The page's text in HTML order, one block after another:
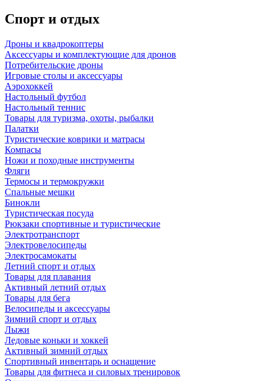
Спорт и отдых
Дроны и квадрокоптеры
Аксессуары и комплектующие для дронов
Потребительские дроны
Игровые столы и аксессуары
Аэрохоккей
Настольный футбол
Настольный теннис
Товары для туризма, охоты, рыбалки
Палатки
Туристические коврики и матрасы
Компасы
Ножи и походные инструменты
Фляги
Термосы и термокружки
Спальные мешки
Бинокли
Туристическая посуда
Рюкзаки спортивные и туристические
Электротранспорт
Электровелосипеды
Электросамокаты
Летний спорт и отдых
Товары для плавания
Активный летний отдых
Товары для бега
Велосипеды и аксессуары
Зимний спорт и отдых
Лыжи
Ледовые коньки и хоккей
Активный зимний отдых
Спортивный инвентарь и оснащение
Товары для фитнеса и силовых тренировок